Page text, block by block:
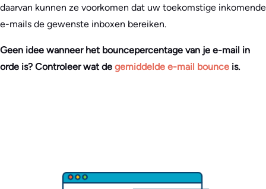
daarvan kunnen ze voorkomen dat uw toekomstige inkomende
e-mails de gewenste inboxen bereiken.
Geen idee wanneer het bouncepercentage van je e-mail in
orde is? Controleer wat de gemiddelde e-mail bounce is.